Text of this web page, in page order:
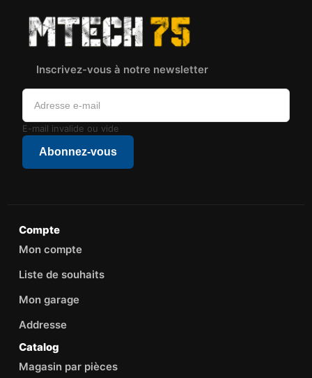
Inscrivez-vous à notre newsletter
E-mail invalide ou vide
Abonnez-vous
Compte
Mon compte
Liste de souhaits
Mon garage
Addresse
Catalog
Magasin par pièces